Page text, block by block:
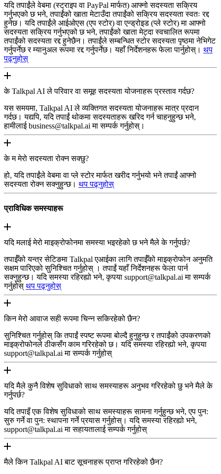
यदि तपाईंले वेबमा (स्ट्राइप वा PayPal मार्फत) आफ्नो सदस्यता सक्रिय
गर्नुभएको छ भने, तपाईंको खाता मेटाउँदा तपाईंको सक्रिय सदस्यता स्वतः रद्द
हुनेछ। यदि तपाईंले आईओएस (एप स्टोर) वा एन्ड्रोइड (प्ले स्टोर) मा आफ्नो
सदस्यता सक्रिय गर्नुभएको छ भने, तपाईंको खाता मेट्दा स्वचालित रूपमा
तपाईंको सदस्यता रद्द हुनेछैन। तपाईंले सम्बन्धित स्टोर सदस्यता पृष्ठमा नेभिगेट
गर्नुपर्नेछ र म्यानुअल रूपमा रद्द गर्नुपर्नेछ। यहाँ निर्देशनहरू फेला पार्नुहोस्। थप
पढ्नुहोस्
के Talkpal AI ले परिवार वा समूह सदस्यता योजनाहरू प्रस्ताव गर्दछ?
यस समयमा, Talkpal AI ले व्यक्तिगत सदस्यता योजनाहरू मात्र प्रदान
गर्दछ। यद्यपि, यदि तपाईं थोकमा सदस्यताहरू खरिद गर्न चाहनुहुन्छ भने,
हामीलाई business@talkpal.ai मा सम्पर्क गर्नुहोस्।
के म मेरो सदस्यता रोक्न सक्छु?
हो, यदि तपाईंले वेबमा वा प्ले स्टोर मार्फत खरीद गर्नुभयो भने तपाईं आफ्नो
सदस्यता रोक्न सक्नुहुन्छ। थप पढ्नुहोस्
प्राविधिक समस्याहरू
यदि मलाई मेरो माइक्रोफोनमा समस्या भइरहेको छ भने मैले के गर्नुपर्छ?
तपाईँको यन्त्र सेटिङमा Talkpal एआईका लागि तपाईँको माइक्रोफोन अनुमति
सक्षम पारिएको सुनिश्चित गर्नुहोस् । तपाईं यहाँ निर्देशनहरू फेला पार्न
सक्नुहुन्छ। यदि समस्या रहिरह्यो भने, कृपया support@talkpal.ai मा सम्पर्क
गर्नुहोस् थप पढ्नुहोस्
किन मेरो आवाज सही रूपमा चिन्न सकिरहेको छैन?
सुनिश्चित गर्नुहोस् कि तपाईं स्पष्ट रूपमा बोल्दै हुनुहुन्छ र तपाईंको उपकरणको
माइक्रोफोनले ठीकसँग काम गरिरहेको छ। यदि समस्या रहिरह्यो भने, कृपया
support@talkpal.ai मा सम्पर्क गर्नुहोस्
यदि मैले कुनै विशेष सुविधाको साथ समस्याहरू अनुभव गरिरहेको छु भने मैले के
गर्नुपर्छ?
यदि तपाइँ एक विशेष सुविधाको साथ समस्याहरू सामना गर्नुहुन्छ भने, एप पुन:
सुरु गर्ने वा पुन: स्थापना गर्ने प्रयास गर्नुहोस्। यदि समस्या रहिरह्यो भने,
support@talkpal.ai मा सहायतालाई सम्पर्क गर्नुहोस्
मैले किन Talkpal AI बाट सूचनाहरू प्राप्त गरिरहेको छैन?